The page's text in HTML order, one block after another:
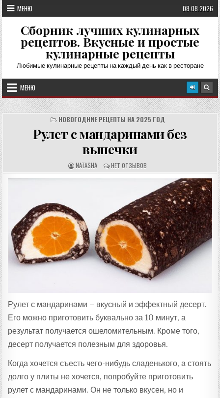
Перейти
к
содержимому
МЕНЮ 08.08.2026
Сборник лучших кулинарных
рецептов. Вкусные и простые
кулинарные рецепты
Любимые кулинарные рецепты на каждый день как в ресторане
МЕНЮ
НОВОГОДНИЕ РЕЦЕПТЫ НА 2025 ГОД
Рулет с мандаринами без
выпечки
А
В
Т
Е
П
Т
А
NATASHA О
Т
З
НЕТ ОТЗЫВОВ
Рулет с мандаринами – вкусный и эффектный десерт.
Его можно приготовить буквально за 10 минут, а
результат получается ошеломительным. Кроме того,
десерт получается полезным для здоровья.
Когда хочется съесть чего-нибудь сладенького, а стоять
долго у плиты не хочется, попробуйте приготовить
рулет с мандаринами. Он не только вкусен, но и